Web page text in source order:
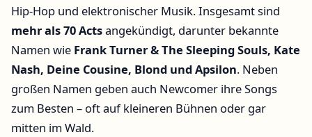
Hip-Hop und elektronischer Musik. Insgesamt sind
mehr als 70 Actsangekündigt, darunter bekannte
Namen wie Frank Turner & The Sleeping Souls, Kate
Nash, Deine Cousine, Blond und Apsilon. Neben
großen Namen geben auch Newcomer ihre Songs
zum Besten – oft auf kleineren Bühnen oder gar
mitten im Wald.